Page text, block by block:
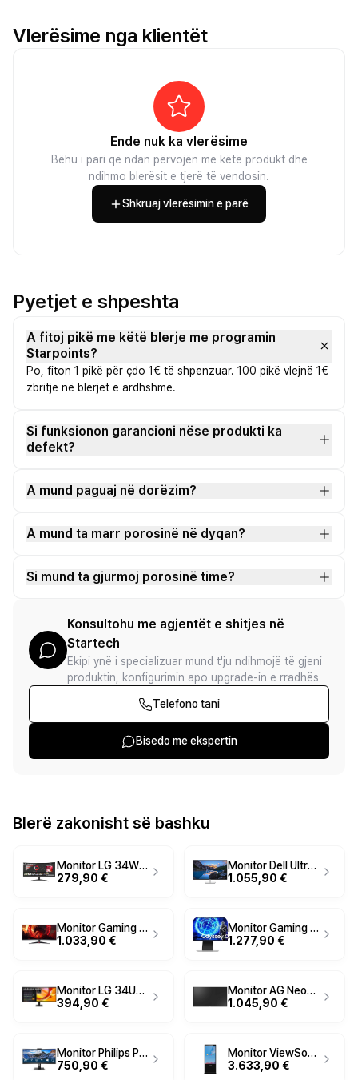
Vlerësime nga klientët
Ende nuk ka vlerësime
Bëhu i pari që ndan përvojën me këtë produkt dhe
ndihmo blerësit e tjerë të vendosin.
Shkruaj vlerësimin e parë
Pyetjet e shpeshta
A fitoj pikë me këtë blerje me programin
Starpoints?
Po, fiton 1 pikë për çdo 1€ të shpenzuar. 100 pikë vlejnë 1€
zbritje në blerjet e ardhshme.
Si funksionon garancioni nëse produkti ka
defekt?
A mund paguaj në dorëzim?
A mund ta marr porosinë në dyqan?
Si mund ta gjurmoj porosinë time?
Konsultohu me agjentët e shitjes në
Startech
Ekipi ynë i specializuar mund t'ju ndihmojë të gjeni
produktin, konfigurimin apo upgrade-in e rradhës
Telefono tani
Bisedo me ekspertin
Blerë zakonisht së bashku
Monitor LG 34WR50QK-B / 34 Inch / WQHD / Ultra Wide / 100Hz / 5ms / I zi
279,90 €
Monitor Dell UltraSharp U4323QE / 42.5" / 4K UHD IPS / 60Hz / 8ms / HDMI+DisplayPort+USB-C - Argjend
1.055,90 €
Monitor Gaming Acer Nitro XZ403CKR / 39.7" / WUHD VA Curved / 360Hz / 0.5ms / HDMI+DisplayPort+USB-C - Zezë
1.033,90 €
Monitor Gaming Samsung Odyssey OLED G9 G95SD LS49DG950SUXDU / 49" / DQHD OLED Curved / 240Hz / 0.03ms / HDMI+DisplayPort+USB-C - Argjend
1.277,90 €
Monitor LG 34U601B-B / 34" / UWQHD VA Curved / 120Hz / 5ms / HDMI+DisplayPort - Zezë
394,90 €
Monitor AG Neovo SMQ-4301 / 43" / 4K UHD IPS / 60Hz / 8ms / HDMI+DisplayPort - Zezë
1.045,90 €
Monitor Philips P Line 346P1CRH/00 / 34" / UWQHD VA Curved / 100Hz / 4ms / HDMI+DisplayPort+USB-C - Zezë
750,90 €
Monitor ViewSonic EP5542T / 55" / 4K UHD Touch IPS / 60Hz / 8ms / HDMI+DisplayPort+USB-C - Zezë
3.633,90 €